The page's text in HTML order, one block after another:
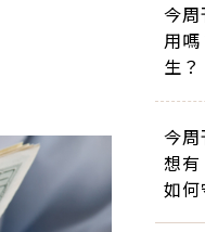
今
用
生？
今
想
如何